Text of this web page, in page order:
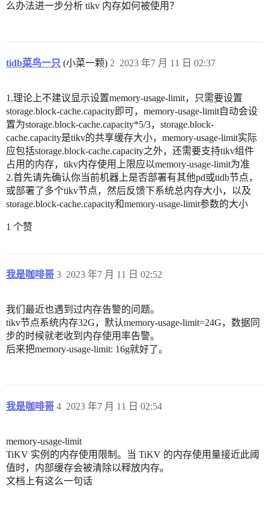
么办法进一步分析 tikv 内存如何被使用？
tidb菜鸟一只 (小菜一颗) 2023 年7 月 11 日 02:37
2
1.理论上不建议显示设置memory-usage-limit，只需要设置
storage.block-cache.capacity即可，memory-usage-limit自动会设
置为storage.block-cache.capacity*5/3，storage.block-
cache.capacity是tikv的共享缓存大小，memory-usage-limit实际
应包括storage.block-cache.capacity之外，还需要支持tikv组件
占用的内存，tikv内存使用上限应以memory-usage-limit为准
2.首先请先确认你当前机器上是否部署有其他pd或tidb节点，
或部署了多个tikv节点，然后反馈下系统总内存大小，以及
storage.block-cache.capacity和memory-usage-limit参数的大小
1 个赞
我是咖啡哥 2023 年7 月 11 日 02:52
3
我们最近也遇到过内存告警的问题。
tikv节点系统内存32G，默认memory-usage-limit=24G，数据同
步的时候就老收到内存使用率告警。
后来把memory-usage-limit: 16g就好了。
我是咖啡哥 2023 年7 月 11 日 02:54
4
memory-usage-limit
TiKV 实例的内存使用限制。当 TiKV 的内存使用量接近此阈
值时，内部缓存会被清除以释放内存。
文档上有这么一句话